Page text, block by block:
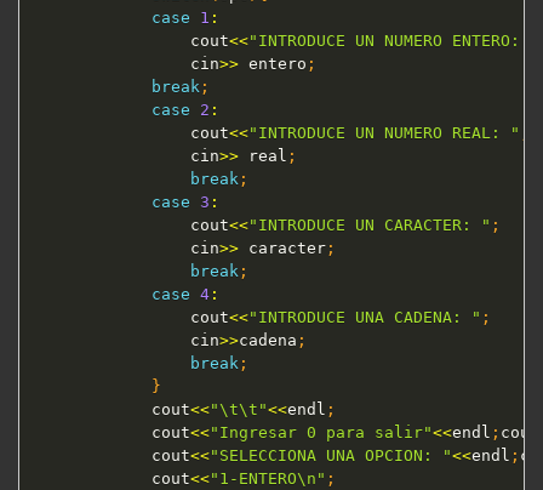
case
1 :
				cout
<<"INTRODUCE UN NUMERO ENTERO: "
				cin
>> entero ;
break ;
case
2 :
				cout
<<"INTRODUCE UN NUMERO REAL: "
				cin
>> real ;
break ;
case 3 :
				cout
<<"INTRODUCE UN CARACTER: " ;
				cin
>> caracter ;
break ;
case 4 :
				cout
<<"INTRODUCE UNA CADENA: " ;
				cin
>>cadena ;
break ;
}
			cout
<<"\t\t"<<endl ;
			cout
<<"Ingresar 0 para salir"<<endl ; cout
			cout
<<"SELECCIONA UNA OPCION: "<<endl ;
			cout
<<"1-ENTERO\n" ;